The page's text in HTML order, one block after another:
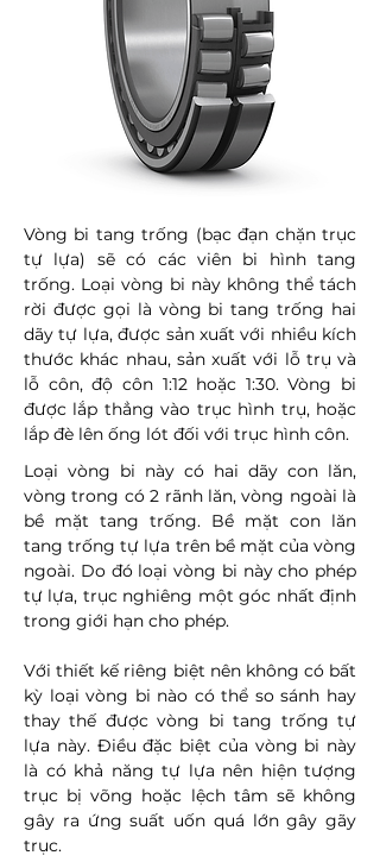
Vòng bi tang trống (bạc đạn chặn trục
tự lựa) sẽ có các viên bi hình tang
trống. Loại vòng bi này không thể tách
rời được gọi là vòng bi tang trống hai
dãy tự lựa, được sản xuất với nhiều kích
thước khác nhau, sản xuất với lỗ trụ và
lỗ côn, độ côn 1:12 hoặc 1:30. Vòng bi
được lắp thẳng vào trục hình trụ, hoặc
lắp đè lên ống lót đối với trục hình côn.
Loại vòng bi này có hai dãy con lăn,
vòng trong có 2 rãnh lăn, vòng ngoài là
bề mặt tang trống. Bề mặt con lăn
tang trống tự lựa trên bề mặt của vòng
ngoài. Do đó loại vòng bi này cho phép
tự lựa, trục nghiêng một góc nhất định
trong giới hạn cho phép.
Với thiết kế riêng biệt nên không có bất
kỳ loại vòng bi nào có thể so sánh hay
thay thế được vòng bi tang trống tự
lựa này. Điều đặc biệt của vòng bi này
là có khả năng tự lựa nên hiện tượng
trục bị võng hoặc lệch tâm sẽ không
gây ra ứng suất uốn quá lớn gây gãy
trục.